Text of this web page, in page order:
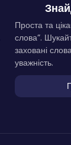
Проста та
слова”.
заховані
уважність.